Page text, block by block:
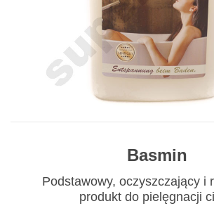
Basmin
Podstawowy, oczyszczający i
produkt do pielęgnacji